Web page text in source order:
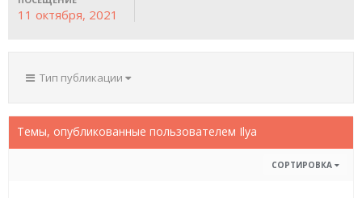
11 октября, 2021
Тип публикации
Темы, опубликованные пользователем Ilya
СОРТИРОВКА